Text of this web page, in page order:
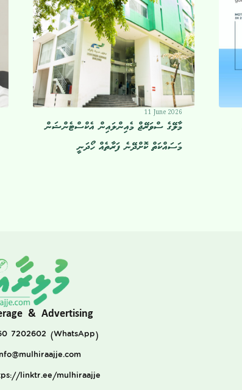
11 June 2026
މާލޭގެ ސްވަރޭޖް މެއިންލައިން އެކްސްޓެންޝަން
މަސައްކަތް ކޮށްދޭނެ ފަރާތެއް ހޯދަނީ
& Advertising
7202602 (WhatsApp)
linktr.ee/mulhiraajje